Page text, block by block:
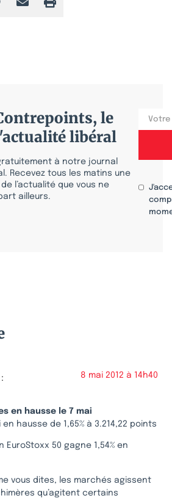
le
libéral
à notre journal
Recevez tous les matins une
l’actualité que vous ne
ailleurs.
8 mai 2012 à 14h40
en hausse le 7 mai
en hausse de 1,65% à 3.214,22 points
EuroStoxx 50 gagne 1,54% en
vous dites, les marchés agissent
qu’agitent certains